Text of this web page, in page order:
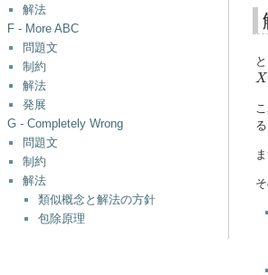
解法
F - More ABC
問題文
制約
解法
発展
G - Completely Wrong
問題文
制約
解法
類似概念と解法の方針
包除原理
X
X,
る